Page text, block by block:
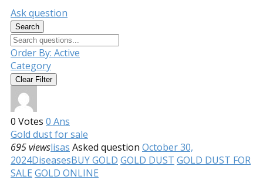
Ask question
Search
Order By: Active
Category
Clear Filter
0 Votes 0 Ans
Gold dust for sale
695 viewslisas Asked question October 30,
2024DiseasesBUY GOLD GOLD DUST GOLD DUST FOR
SALE GOLD ONLINE